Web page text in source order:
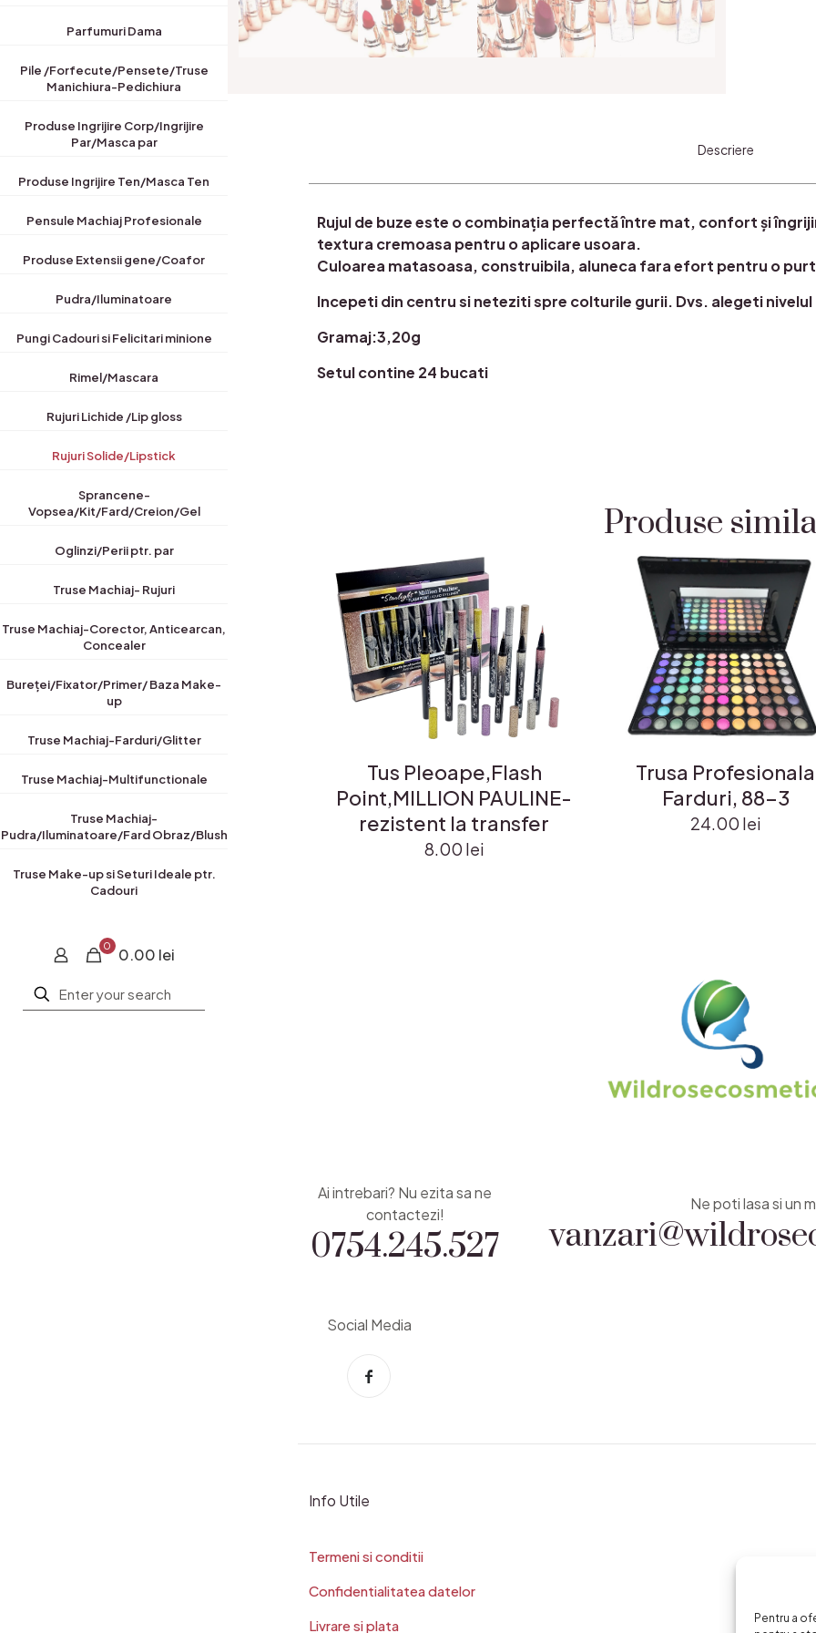
Pentru a
Parfumuri Dama
Pile /Forfecute/Pensete/Truse
Manichiura-Pedichiura
Produse Ingrijire Corp/Ingrijire
Par/Masca par
Produse Ingrijire Ten/Masca Ten
Pensule Machiaj Profesionale
Produse Extensii gene/Coafor
Pudra/Iluminatoare
Pungi Cadouri si Felicitari minione
Rimel/Mascara
Rujuri Lichide /Lip gloss
Rujuri Solide/Lipstick
Sprancene-
Vopsea/Kit/Fard/Creion/Gel
Oglinzi/Perii ptr. par
Truse Machiaj- Rujuri
Truse Machiaj-Corector, Anticearcan,
Concealer
Bureței/Fixator/Primer/ Baza Make-
up
Truse Machiaj-Farduri/Glitter
Truse Machiaj-Multifunctionale
Truse Machiaj-
Pudra/Iluminatoare/Fard Obraz/Blush
Truse Make-up si Seturi Ideale ptr.
Cadouri
0 0.00 lei
Descriere
Rujul de buze este o combinația perfectă între mat, confort și
textura cremoasa pentru o aplicare usoara.
Culoarea matasoasa, construibila, aluneca fara efort pentru o
Incepeti din centru si neteziti spre colturile gurii. Dvs. alegeti
Gramaj:3,20g
Setul contine 24 bucati
Produse
Tus Pleoape,Flash
Point,MILLION PAULINE-
rezistent la transfer
8.00 lei
Trusa Profesionala
Farduri, 88-3
24.00 lei
0754.245.527
Ai intrebari? Nu ezita sa ne
contactezi!
Ne poti lasa si un
Social Media
Info Utile
Termeni si conditii
Confidentialitatea datelor
Livrare si plata